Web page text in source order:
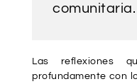
comunitaria.
Las reflexiones
profundamente con